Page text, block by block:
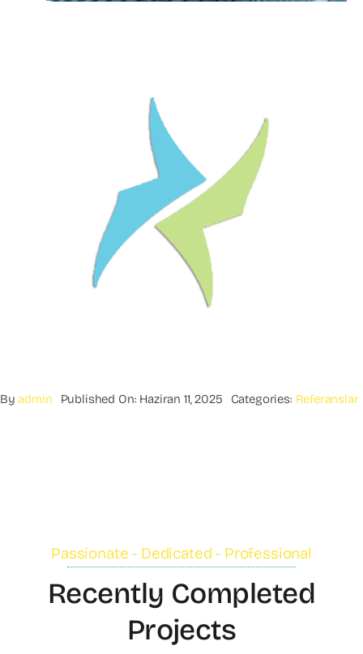
Byadmin Published On: Haziran 11, 2025 Categories: Referanslar
Passionate - Dedicated - Professional
Recently Completed
Projects